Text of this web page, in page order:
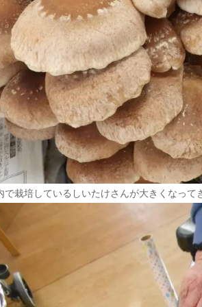
で栽培しているしいたけさんが大きくなって